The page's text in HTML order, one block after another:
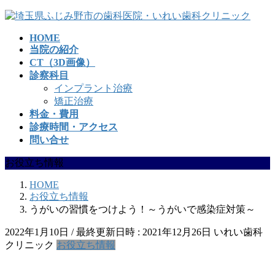
コ
ナ
HOME
当院の紹介
CT（3D画像）
診察科目
インプラント治療
矯正治療
料金・費用
診療時間・アクセス
問い合せ
お役立ち情報
HOME
お役立ち情報
うがいの習慣をつけよう！～うがいで感染症対策～
2022年1月10日 / 最終更新日時 : 2021年12月26日 いれい歯科
クリニック お役立ち情報